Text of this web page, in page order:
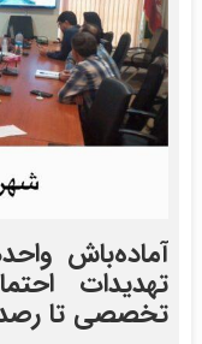
آماده‌باش
تهدیدات
تخصصی تا